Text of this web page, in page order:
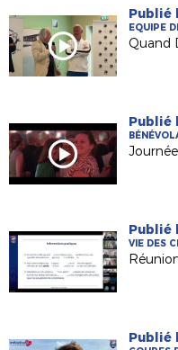
Publié
EQUIPE
Publié
Publié
VIE DES
Publié